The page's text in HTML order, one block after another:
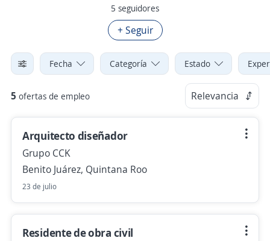
5 seguidores
+ Seguir
Fecha Categoría Estado
5 ofertas de empleo Relevancia
Arquitecto diseñador
Grupo CCK
Benito Juárez, Quintana Roo
23 de julio
Residente de obra civil